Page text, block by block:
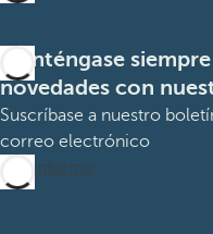
Manténgase
novedades con
Suscríbase a nuestro
correo electrónico
Suscribirme